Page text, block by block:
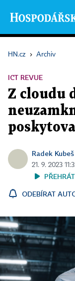
HN.cz › Archiv
ICT REVUE
Z cloudu
Radek Kubeš
21. 9. 2023
ODEBÍRAT